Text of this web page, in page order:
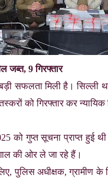
जब्त, 9 गिरफ्तार
सफलता मिली है। सिल्ली
को गिरफ्तार कर न्यायिक
को गुप्त सूचना प्राप्त हुई
की ओर ले जा रहे हैं।
पुलिस अधीक्षक, ग्रामीण के